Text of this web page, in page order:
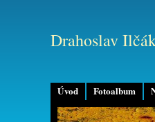
Úvod Fotoalbum
Drahoslav